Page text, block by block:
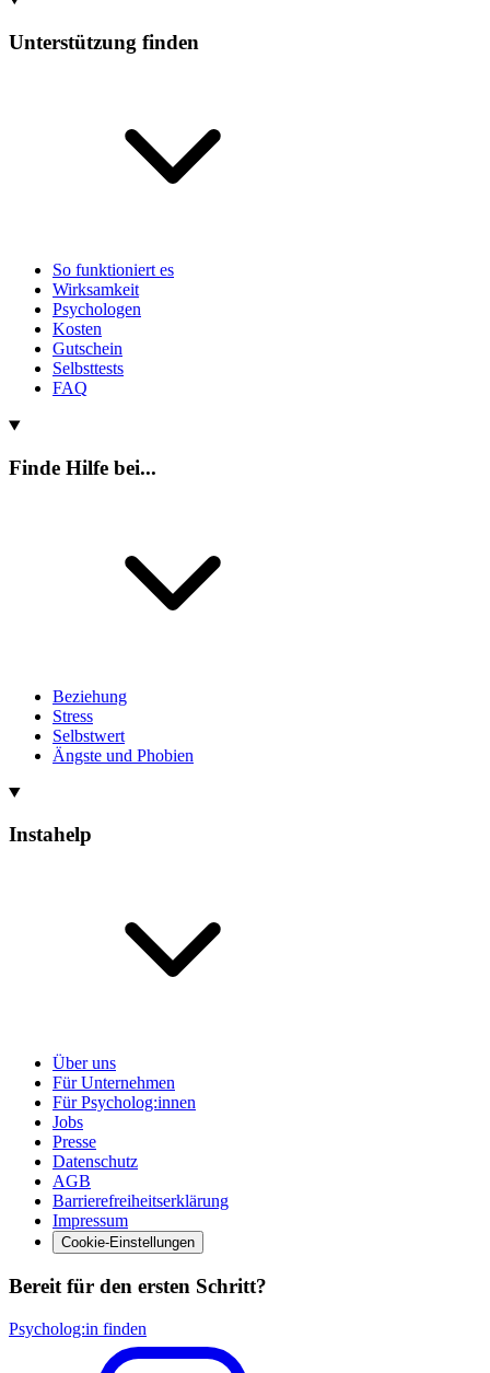
Unterstützung finden
So funktioniert es
Wirksamkeit
Psychologen
Kosten
Gutschein
Selbsttests
FAQ
Finde Hilfe bei...
Beziehung
Stress
Selbstwert
Ängste und Phobien
Instahelp
Über uns
Für Unternehmen
Für Psycholog:innen
Jobs
Presse
Datenschutz
AGB
Barrierefreiheitserklärung
Impressum
Cookie-Einstellungen
Bereit für den ersten Schritt?
Psycholog:in finden